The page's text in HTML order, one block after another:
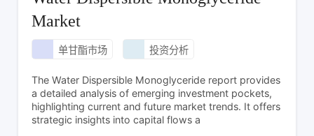
Market
单甘酯市场 投资分析
The Water Dispersible Monoglyceride report provides
a detailed analysis of emerging investment pockets,
highlighting current and future market trends. It offers
strategic insights into capital flows a